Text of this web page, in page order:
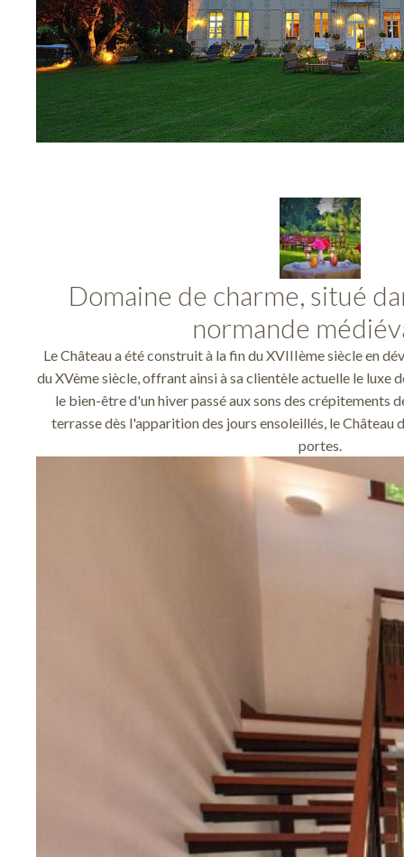
Domaine de charme, situé
normande
Le Château a été construit à la fin du XVIIIème siècle en
du XVème siècle, offrant ainsi à sa clientèle actuelle le luxe
le bien-être d'un hiver passé aux sons des crépitements
terrasse dès l'apparition des jours ensoleillés, le Château
portes.